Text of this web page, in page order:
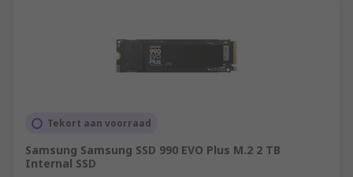
Tekort aan voorraad
Samsung Samsung SSD 990 EVO Plus M.2 2 TB
Internal SSD